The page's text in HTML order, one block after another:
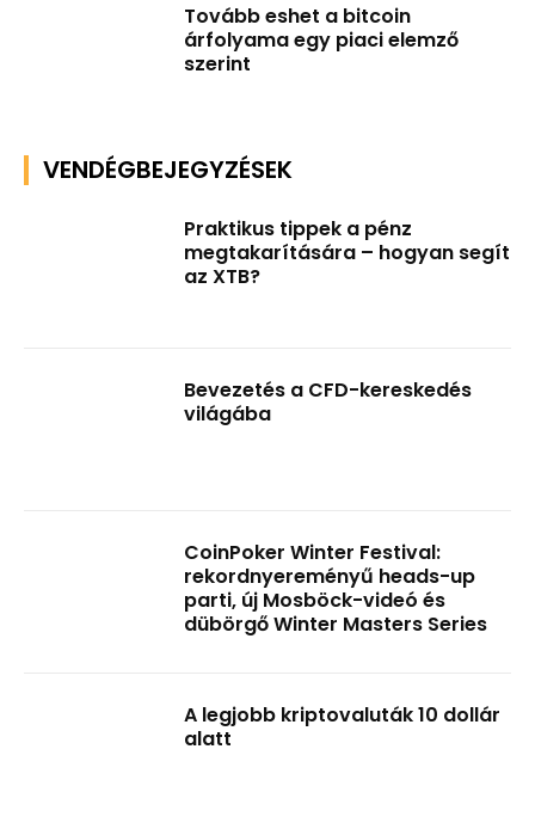
Tovább eshet a bitcoin
árfolyama egy piaci elemző
szerint
VENDÉGBEJEGYZÉSEK
Praktikus tippek a pénz
megtakarítására – hogyan segít
az XTB?
Bevezetés a CFD-kereskedés
világába
CoinPoker Winter Festival:
rekordnyereményű heads-up
parti, új Mosböck-videó és
dübörgő Winter Masters Series
A legjobb kriptovaluták 10 dollár
alatt